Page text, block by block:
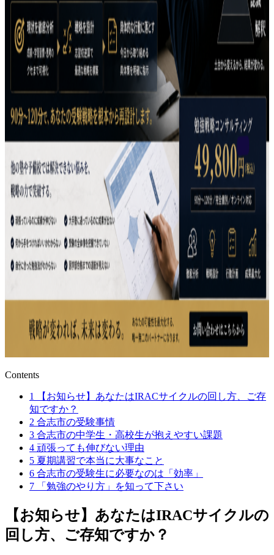
Contents
1
【お知らせ】あなたはIRACサイクルの回し方、ご存
知ですか？
2 合志市の受験事情
3 合志市の中学生・高校生が抱えやすい課題
4 頑張っても伸びない理由
5 夏期講習で本当に大事なこと
6 合志市の受験生に必要なのは「効率」
7 「勉強のやり方」を知って下さい
【お知らせ】あなたはIRACサイクルの
回し方、ご存知ですか？